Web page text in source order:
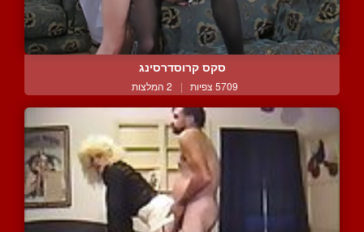
סקס קרוסדרסינג
5709 צפיות | 2 המלצות